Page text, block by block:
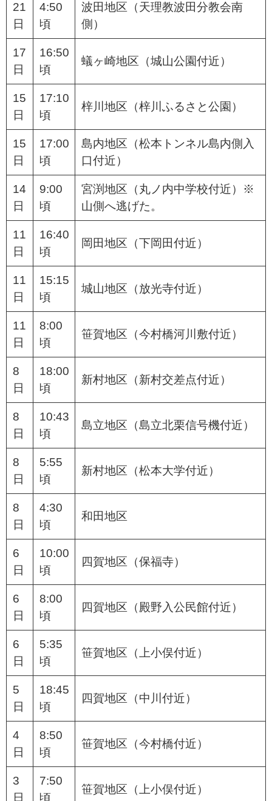
21
日
4:50
頃
波田地区（天理教波田分教会南
側）
17
日
16:50
頃
蟻ヶ崎地区（城山公園付近）
15
日
17:10
頃
梓川地区（梓川ふるさと公園）
15
日
17:00
頃
島内地区（松本トンネル島内側入
口付近）
14
日
9:00
頃
宮渕地区（丸ノ内中学校付近）※
山側へ逃げた。
11
日
16:40
頃
岡田地区（下岡田付近）
11
日
15:15
頃
城山地区（放光寺付近）
11
日
8:00
頃
笹賀地区（今村橋河川敷付近）
8
日
18:00
頃
新村地区（新村交差点付近）
8
日
10:43
頃
島立地区（島立北栗信号機付近）
8
日
5:55
頃
新村地区（松本大学付近）
8
日
4:30
頃
和田地区
6
日
10:00
頃
四賀地区（保福寺）
6
日
8:00
頃
四賀地区（殿野入公民館付近）
6
日
5:35
頃
笹賀地区（上小俣付近）
5
日
18:45
頃
四賀地区（中川付近）
4
日
8:50
頃
笹賀地区（今村橋付近）
3
日
7:50
頃
笹賀地区（上小俣付近）